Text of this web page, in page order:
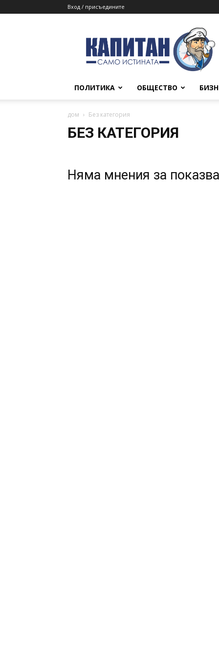
Вход / присъедините
ПОЛИТИКА ОБЩЕСТВО
дом Без категория
БЕЗ КАТЕГОРИЯ
Няма мнения за